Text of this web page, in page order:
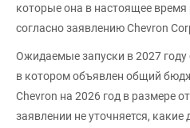
которые она в настоящее время
согласно заявлению Chevron
Ожидаемые запуски в 2027
в котором объявлен общий
Chevron на 2026 год в размере
заявлении не уточняется, какие